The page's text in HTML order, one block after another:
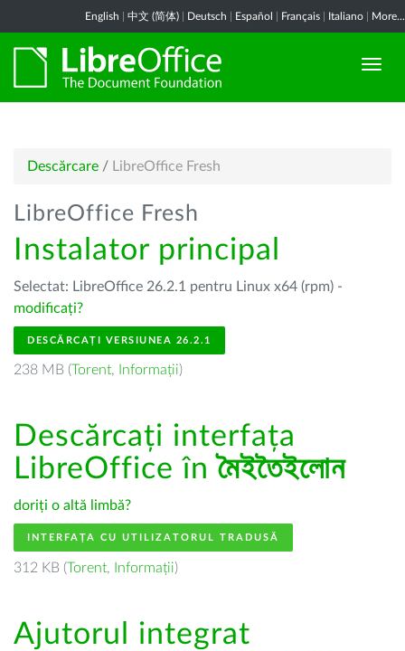
English 中文 (简体) Deutsch Español Français Italiano More...
Descărcare / LibreOffice Fresh
LibreOffice Fresh
Instalator principal
Selectat: LibreOffice 26.2.1 pentru Linux x64 (rpm) -
modificați?
DESCĂRCAȚI VERSIUNEA 26.2.1
238 MB (Torent, Informații)
Descărcați interfața
LibreOffice înমৈইতৈইলোন
doriți o altă limbă?
INTERFAȚA CU UTILIZATORUL TRADUSĂ
312 KB (Torent, Informații)
Ajutorul integrat